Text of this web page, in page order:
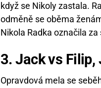
když se Nikoly zastala.
odměně se oběma
Nikola Radka označila
3. Jack vs
Opravdová mela se